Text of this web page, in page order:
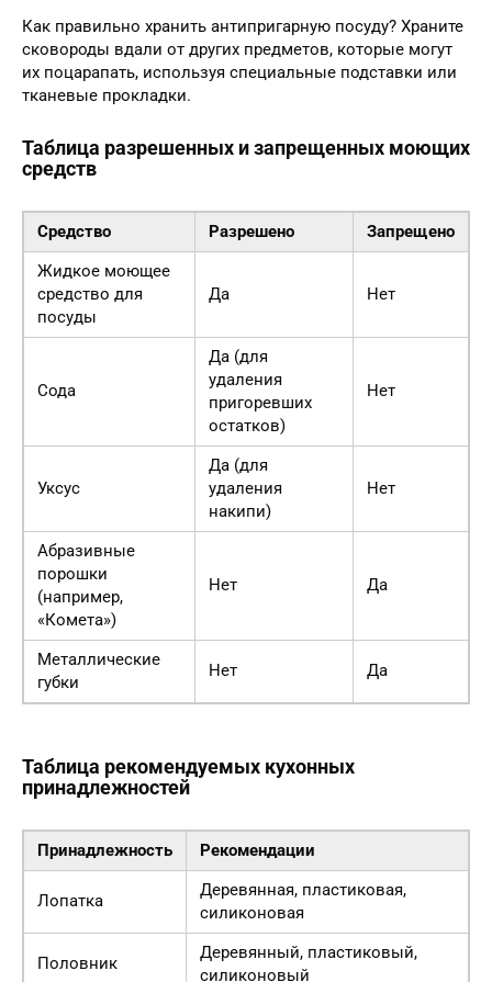
Как правильно хранить антипригарную посуду? Храните
сковороды вдали от других предметов, которые могут
их поцарапать, используя специальные подставки или
тканевые прокладки.
Таблица разрешенных и запрещенных моющих
средств
Средство Разрешено
Запрещено
Жидкое моющее
средство для
посуды
Да Нет
Сода
Да (для
удаления
пригоревших
остатков)
Нет
Уксус
Да (для
удаления
накипи)
Нет
Абразивные
порошки
(например,
«Комета»)
Нет Да
Металлические
губки
Нет Да
Таблица рекомендуемых кухонных
принадлежностей
Принадлежность Рекомендации
Лопатка
Деревянная, пластиковая,
силиконовая
Половник
Деревянный, пластиковый,
силиконовый